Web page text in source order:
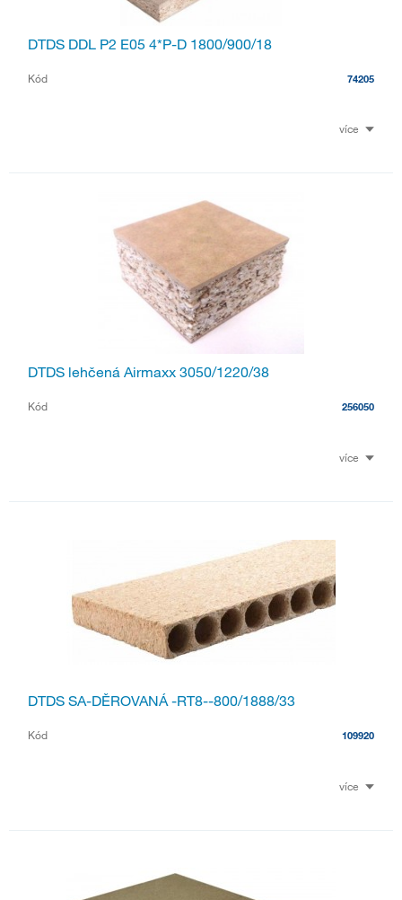
DTDS DDL P2 E05 4*P-D 1800/900/18
Kód 74205
více
DTDS lehčená Airmaxx 3050/1220/38
Kód 256050
více
DTDS SA-DĚROVANÁ -RT8--800/1888/33
Kód 109920
více